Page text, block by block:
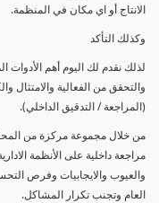
الانتاج أو اي مكان في المنظمة.
وكذلك التأكد
لذلك نقدم لك اليوم أهم
والتحقق من الفعالية
(المراجعة / التدقيق الداخلي).
من خلال مجموعة مركزة من
مراجعة داخلية على الأنظمة
والعيوب والايجابيات وفرص
العام وتجنب تكرار المشاكل.